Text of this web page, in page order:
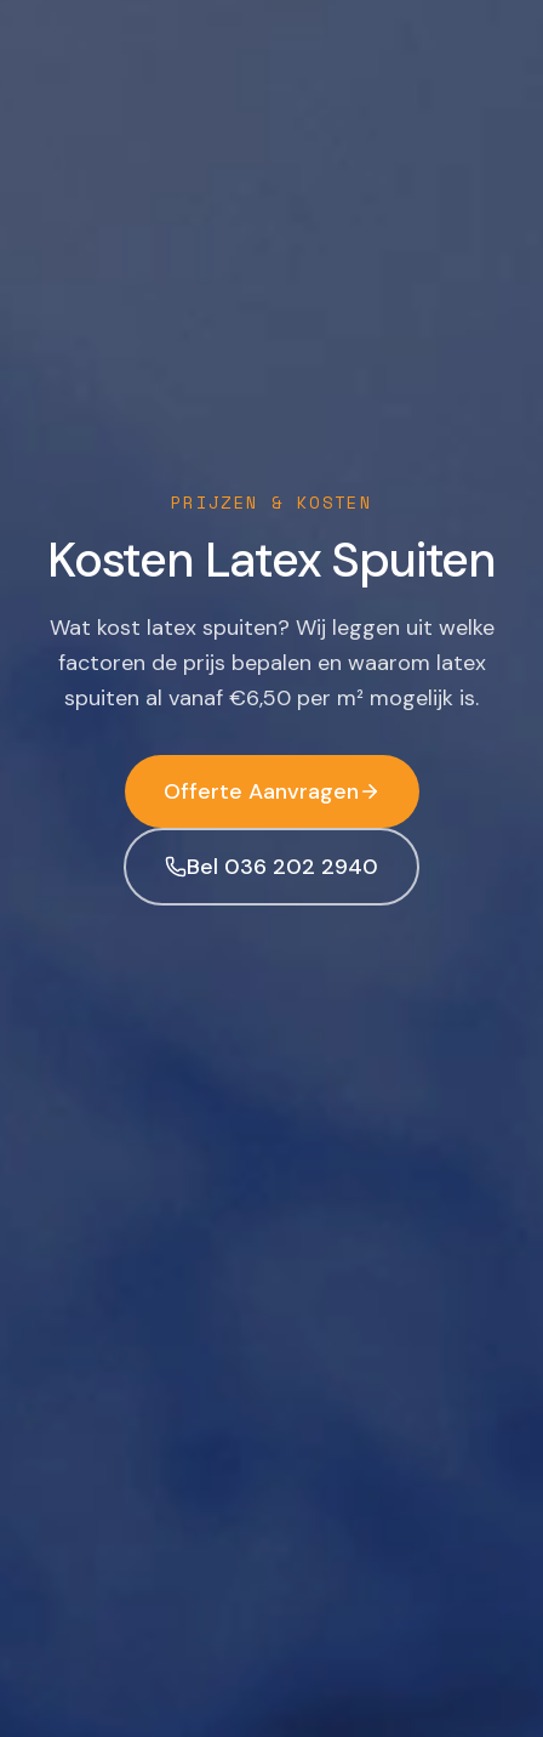
PRIJZEN & KOSTEN
Kosten Latex Spuiten
Wat kost latex spuiten? Wij leggen uit welke
factoren de prijs bepalen en waarom latex
spuiten al vanaf €6,50 per m² mogelijk is.
Offerte Aanvragen
Bel 036 202 2940